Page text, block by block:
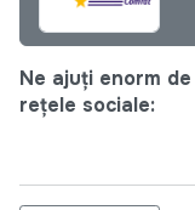
Ne ajuți enorm
rețele sociale: